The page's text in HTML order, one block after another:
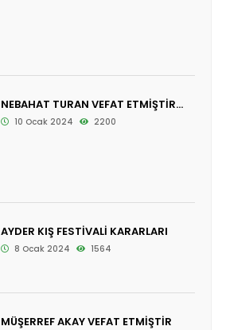
NEBAHAT TURAN VEFAT ETMİŞTİR...
10 Ocak 2024 2200
AYDER KIŞ FESTİVALİ KARARLARI
8 Ocak 2024 1564
MÜŞERREF AKAY VEFAT ETMİŞTİR